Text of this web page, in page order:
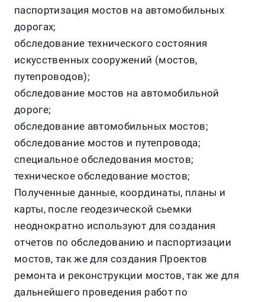
паспортизация мостов на автомобильных
дорогах;
обследование технического состояния
искусственных сооружений (мостов,
путепроводов);
обследование мостов на автомобильной
дороге;
обследование автомобильных мостов;
обследование мостов и путепровода;
специальное обследования мостов;
техническое обследование мостов;
Полученные данные, координаты, планы и
карты, после геодезической сьемки
неоднократно используют для создания
отчетов по обследованию и паспортизации
мостов, так же для создания Проектов
ремонта и реконструкции мостов, так же для
дальнейшего проведения работ по